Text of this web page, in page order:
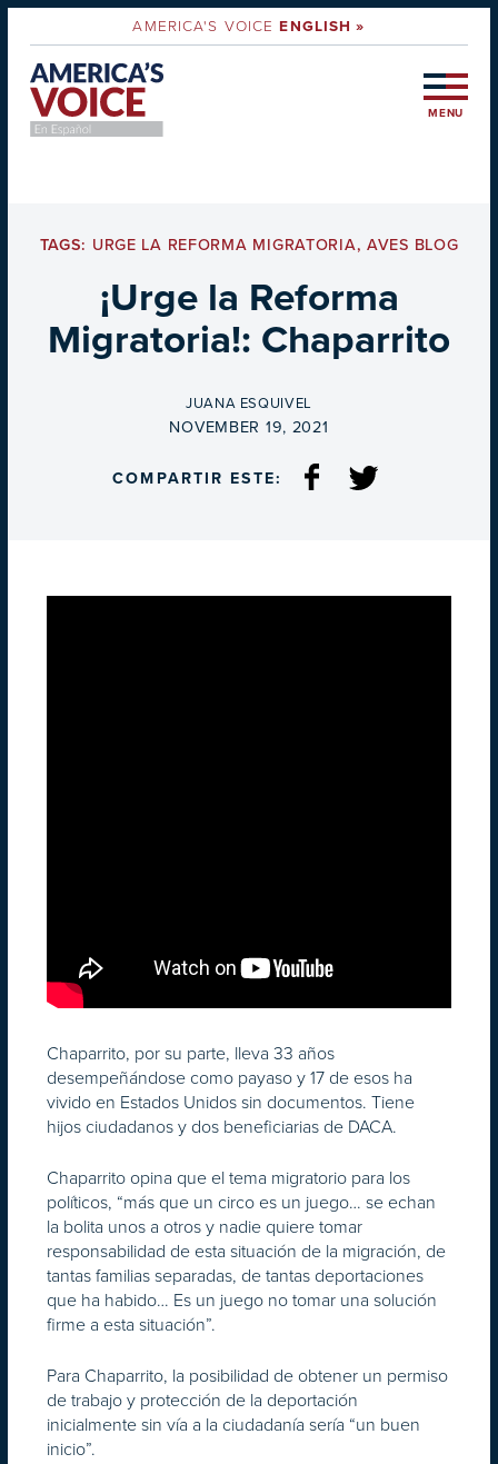
AMERICA'S VOICEENGLISH »
MENU
TAGS: URGE LA REFORMA MIGRATORIA,AVES BLOG
¡Urge la Reforma
Migratoria!: Chaparrito
BY
JUANA ESQUIVEL
ON
NOVEMBER 19, 2021
COMPARTIR ESTE:
Chaparrito, por su parte, lleva 33 años
desempeñándose como payaso y 17 de esos ha
vivido en Estados Unidos sin documentos. Tiene
hijos ciudadanos y dos beneficiarias de DACA.
Chaparrito opina que el tema migratorio para los
políticos, “más que un circo es un juego… se echan
la bolita unos a otros y nadie quiere tomar
responsabilidad de esta situación de la migración, de
tantas familias separadas, de tantas deportaciones
que ha habido… Es un juego no tomar una solución
firme a esta situación”.
Para Chaparrito, la posibilidad de obtener un permiso
de trabajo y protección de la deportación
inicialmente sin vía a la ciudadanía sería “un buen
inicio”.